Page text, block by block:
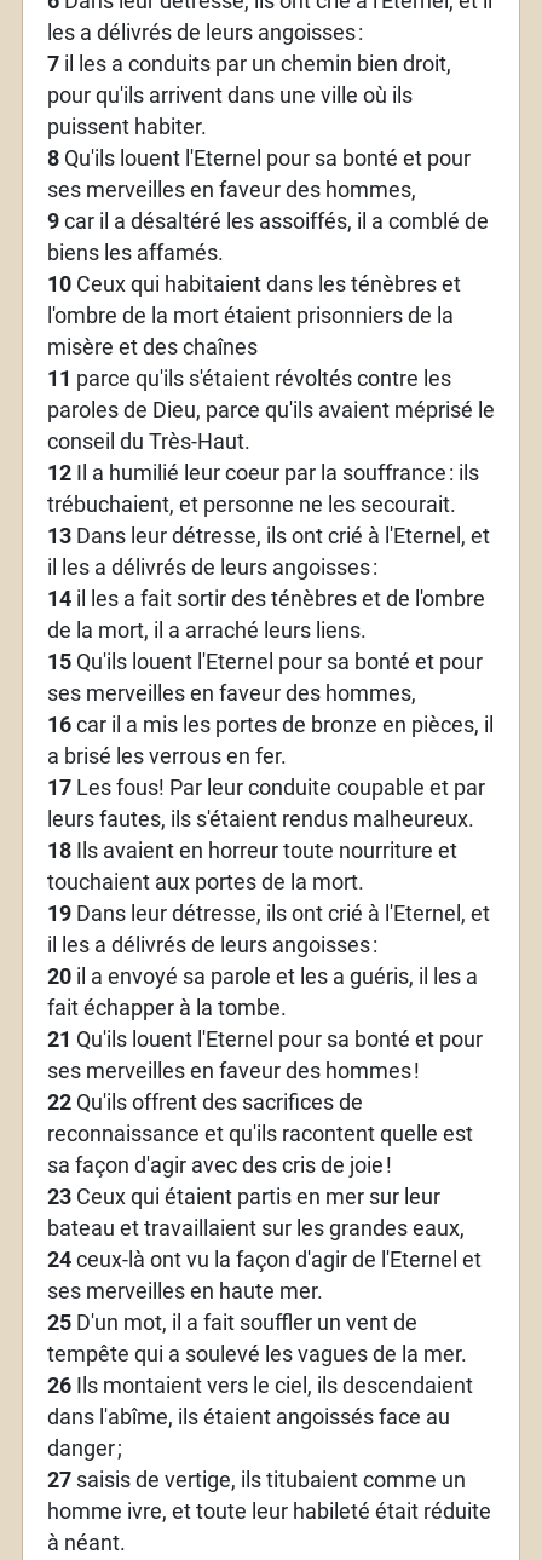
les a délivrés de leurs angoisses:
7il les a conduits par un chemin bien droit,
pour qu'ils arrivent dans une ville où ils
puissent habiter.
8Qu'ils louent l'Eternel pour sa bonté et pour
ses merveilles en faveur des hommes,
9car il a désaltéré les assoiffés, il a comblé de
biens les affamés.
10Ceux qui habitaient dans les ténèbres et
l'ombre de la mort étaient prisonniers de la
misère et des chaînes
11 parce qu'ils s'étaient révoltés contre les
paroles de Dieu, parce qu'ils avaient méprisé le
conseil du Très-Haut.
12Il a humilié leur coeur par la souffrance : ils
trébuchaient, et personne ne les secourait.
13Dans leur détresse, ils ont crié à l'Eternel, et
il les a délivrés de leurs angoisses:
14il les a fait sortir des ténèbres et de l'ombre
de la mort, il a arraché leurs liens.
15Qu'ils louent l'Eternel pour sa bonté et pour
ses merveilles en faveur des hommes,
16car il a mis les portes de bronze en pièces, il
a brisé les verrous en fer.
17Les fous! Par leur conduite coupable et par
leurs fautes, ils s'étaient rendus malheureux.
18Ils avaient en horreur toute nourriture et
touchaient aux portes de la mort.
19Dans leur détresse, ils ont crié à l'Eternel, et
il les a délivrés de leurs angoisses:
20il a envoyé sa parole et les a guéris, il les a
fait échapper à la tombe.
21 Qu'ils louent l'Eternel pour sa bonté et pour
ses merveilles en faveur des hommes!
22Qu'ils offrent des sacrifices de
reconnaissance et qu'ils racontent quelle est
sa façon d'agir avec des cris de joie !
23Ceux qui étaient partis en mer sur leur
bateau et travaillaient sur les grandes eaux,
24ceux-là ont vu la façon d'agir de l'Eternel et
ses merveilles en haute mer.
25D'un mot, il a fait souffler un vent de
tempête qui a soulevé les vagues de la mer.
26Ils montaient vers le ciel, ils descendaient
dans l'abîme, ils étaient angoissés face au
danger;
27saisis de vertige, ils titubaient comme un
homme ivre, et toute leur habileté était réduite
à néant.